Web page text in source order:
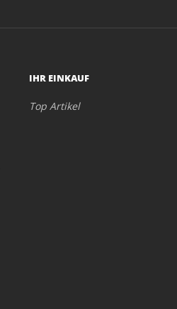
IHR EINKAUF
Top Artikel